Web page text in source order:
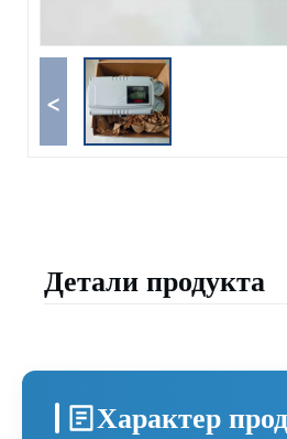
<
Детали продукта
Характер